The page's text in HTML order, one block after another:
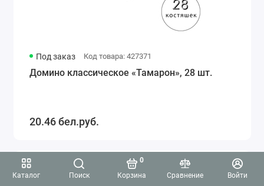
Каталог Поиск Корзина
0
Сравнение
Войти
Под заказ Код товара: 427371
Домино классическое «Тамарон», 28 шт.
20.46 бел.руб.
3.5